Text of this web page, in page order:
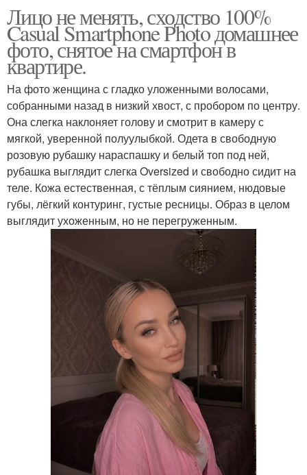
Лицо не менять, сходство 100%
Casual Smartphone Photo домашнее
фото, снятое на смартфон в
квартире.
На фото женщина с гладко уложенными волосами,
собранными назад в низкий хвост, с пробором по центру.
Она слегка наклоняет голову и смотрит в камеру с
мягкой, уверенной полуулыбкой. Одетa в свободную
розовую рубашку нараспашку и белый топ под ней,
рубашка выглядит слегка Oversized и свободно сидит на
теле. Кожа естественная, с тёплым сиянием, нюдовые
губы, лёгкий контуринг, густые ресницы. Образ в целом
выглядит ухоженным, но не перегруженным.